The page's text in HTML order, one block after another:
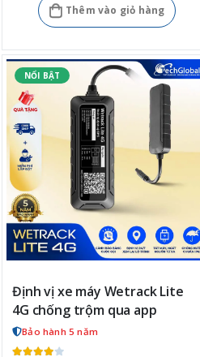
Thêm vào giỏ hàng
Định vị xe máy Wetrack Lite
4G chống trộm qua app
Bảo hành 5 năm